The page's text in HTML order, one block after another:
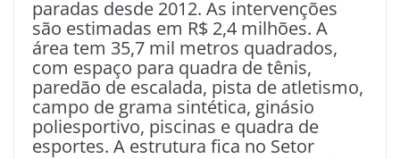
paradas desde 2012. As intervenções
são estimadas em R$ 2,4 milhões. A
área tem 35,7 mil metros quadrados,
com espaço para quadra de tênis,
paredão de escalada, pista de atletismo,
campo de grama sintética, ginásio
poliesportivo, piscinas e quadra de
esportes. A estrutura fica no Setor